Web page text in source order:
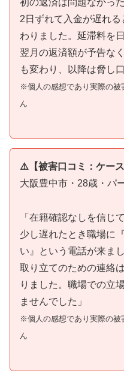
2日ずれて入金が遅れ
わりました。延滞料を
翌月の返済額が予告な
も変わり、以降は脅し
※個人の感想であり実際の被
ん
⚠️【被害口コミ：ケース
大阪豊中市・28歳・パ
「在籍確認なしを信じ
少し遅れたとき職場に
い』という電話が来ま
取り立てのための連絡
りました。職場での立
ませんでした」
※個人の感想であり実際の被
ん